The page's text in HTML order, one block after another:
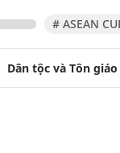
# ASEAN
Dân tộc và Tôn giáo